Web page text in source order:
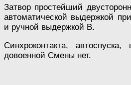
Затвор простейший
автоматической выдержкой
и ручной выдержкой В.
Синхроконтакта,
довоенной Смены нет.